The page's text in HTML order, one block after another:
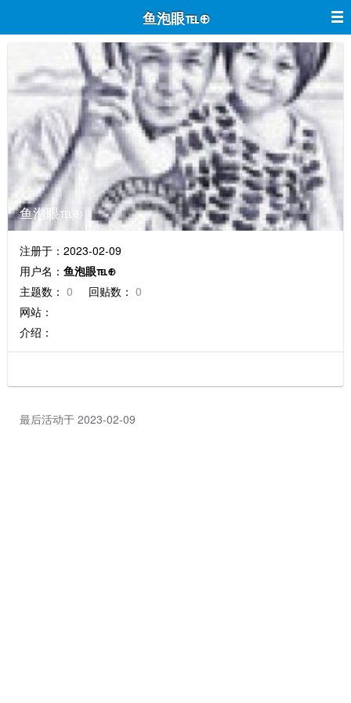
鱼泡眼℡⊕
鱼泡眼℡⊕
注册于：2023-02-09
用户名： 鱼泡眼℡⊕
主题数： 0 回贴数： 0
网站：
介绍：
最后活动于 2023-02-09